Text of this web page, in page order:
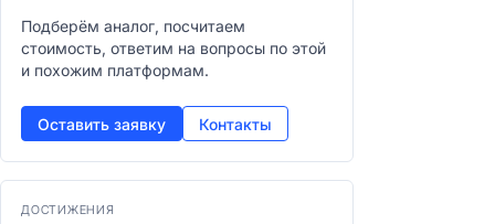
Подберём аналог, посчитаем
стоимость, ответим на вопросы по этой
и похожим платформам.
Оставить заявку Контакты
ДОСТИЖЕНИЯ